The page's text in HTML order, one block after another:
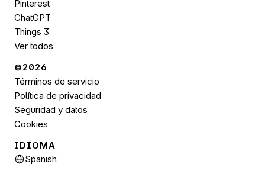
Pinterest
ChatGPT
Things 3
Ver todos
©2026
Términos de servicio
Política de privacidad
Seguridad y datos
Cookies
IDIOMA
Select Language
Spanish